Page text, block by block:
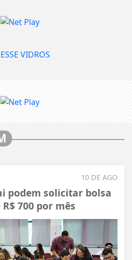
10 DE AGO
podem solicitar bolsa
700 por mês